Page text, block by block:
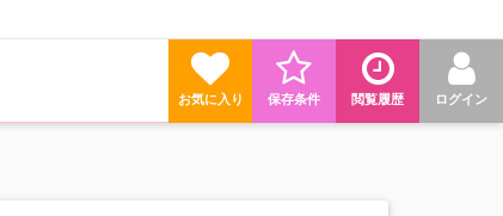
ログイン
閲覧履歴
保存条件
お気に入り